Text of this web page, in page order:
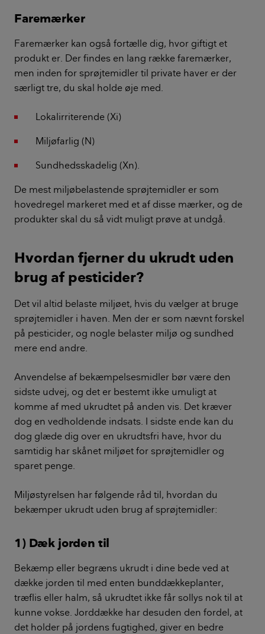
Faremærker
Faremærker kan også fortælle dig, hvor giftigt et
produkt er. Der findes en lang række faremærker,
men inden for sprøjtemidler til private haver er der
særligt tre, du skal holde øje med.
Lokalirriterende (Xi)
Miljøfarlig (N)
Sundhedsskadelig (Xn).
De mest miljøbelastende sprøjtemidler er som
hovedregel markeret med et af disse mærker, og de
produkter skal du så vidt muligt prøve at undgå.
Hvordan fjerner du ukrudt uden
brug af pesticider?
Det vil altid belaste miljøet, hvis du vælger at bruge
sprøjtemidler i haven. Men der er som nævnt forskel
på pesticider, og nogle belaster miljø og sundhed
mere end andre.
Anvendelse af bekæmpelsesmidler bør være den
sidste udvej, og det er bestemt ikke umuligt at
komme af med ukrudtet på anden vis. Det kræver
dog en vedholdende indsats. I sidste ende kan du
dog glæde dig over en ukrudtsfri have, hvor du
samtidig har skånet miljøet for sprøjtemidler og
sparet penge.
Miljøstyrelsen har følgende råd til, hvordan du
bekæmper ukrudt uden brug af sprøjtemidler:
1) Dæk jorden til
Bekæmp eller begræns ukrudt i dine bede ved at
dække jorden til med enten bunddækkeplanter,
træflis eller halm, så ukrudtet ikke får sollys nok til at
kunne vokse. Jorddække har desuden den fordel, at
det holder på jordens fugtighed, giver en bedre